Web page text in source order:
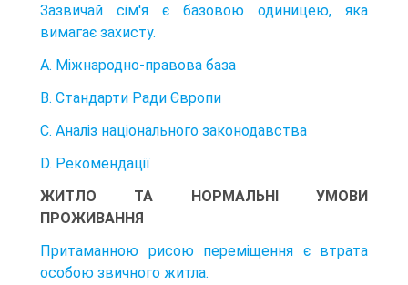
Зазвичай сім'я є базовою одиницею, яка
вимагає захисту.
А. Міжнародно-правова база
B. Стандарти Ради Європи
C. Аналіз національного законодавства
D. Рекомендації
ЖИТЛО ТА НОРМАЛЬНІ УМОВИ
ПРОЖИВАННЯ
Притаманною рисою переміщення є втрата
особою звичного житла.